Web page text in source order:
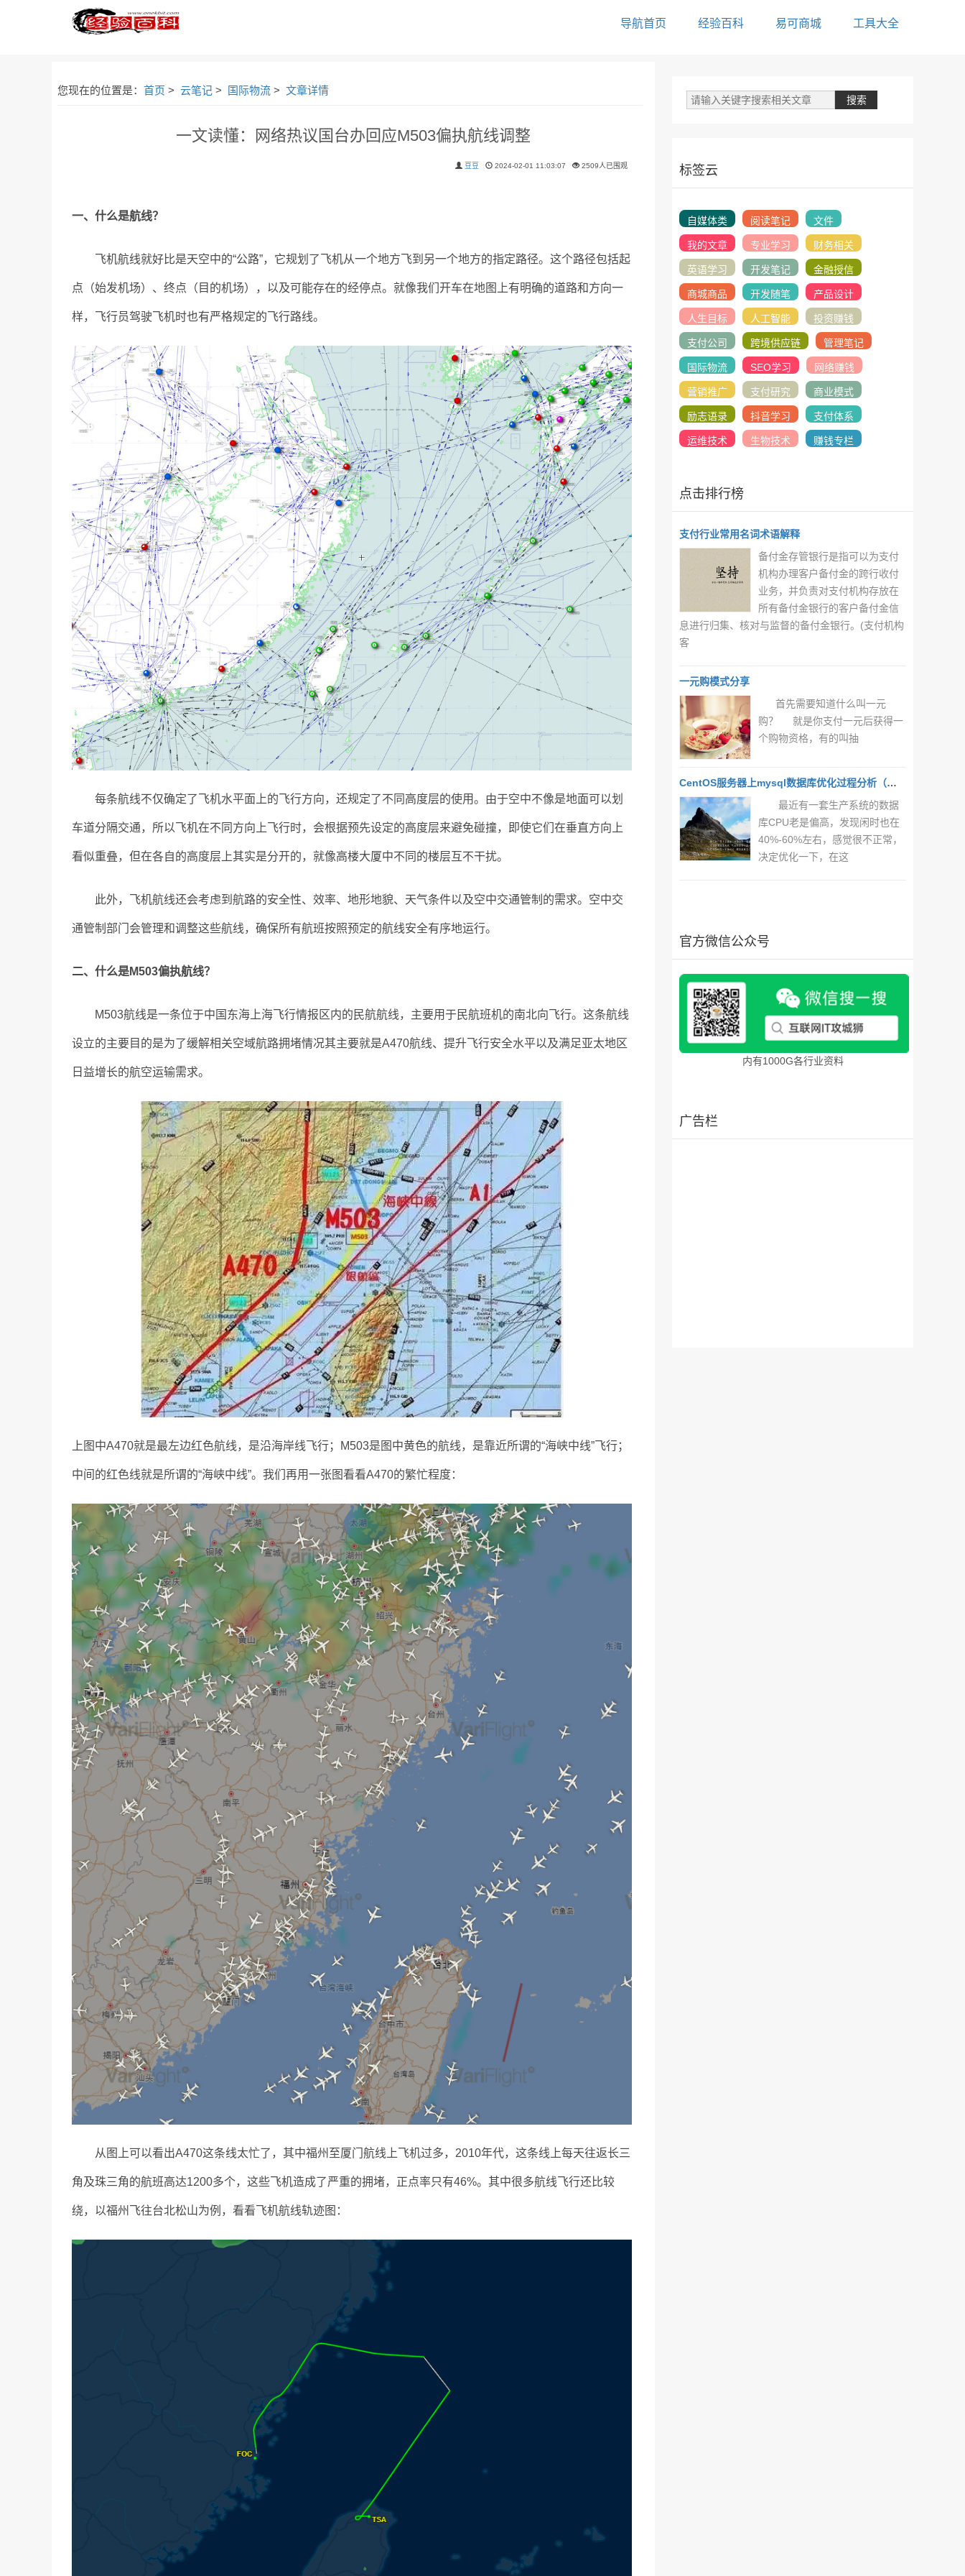
导航首页 经验百科 易可商城 工具大全
您现在的位置是：首页 >云笔记 > 国际物流 >文章详情
一文读懂：网络热议国台办回应M503偏执航线调整
豆豆 2024-02-01 11:03:07 2509人已围观
一、什么是航线？
飞机航线就好比是天空中的“公路”，它规划了飞机从一个地方飞到另一个地方的指定路径。这个路径包括起
点（始发机场）、终点（目的机场），以及可能存在的经停点。就像我们开车在地图上有明确的道路和方向一
样，飞行员驾驶飞机时也有严格规定的飞行路线。
每条航线不仅确定了飞机水平面上的飞行方向，还规定了不同高度层的使用。由于空中不像是地面可以划
车道分隔交通，所以飞机在不同方向上飞行时，会根据预先设定的高度层来避免碰撞，即使它们在垂直方向上
看似重叠，但在各自的高度层上其实是分开的，就像高楼大厦中不同的楼层互不干扰。
此外，飞机航线还会考虑到航路的安全性、效率、地形地貌、天气条件以及空中交通管制的需求。空中交
通管制部门会管理和调整这些航线，确保所有航班按照预定的航线安全有序地运行。
二、什么是M503偏执航线？
M503航线是一条位于中国东海上海飞行情报区内的民航航线，主要用于民航班机的南北向飞行。这条航线
设立的主要目的是为了缓解相关空域航路拥堵情况其主要就是A470航线、提升飞行安全水平以及满足亚太地区
日益增长的航空运输需求。
上图中A470就是最左边红色航线，是沿海岸线飞行；M503是图中黄色的航线，是靠近所谓的“海峡中线”飞行；
中间的红色线就是所谓的“海峡中线”。我们再用一张图看看A470的繁忙程度：
从图上可以看出A470这条线太忙了，其中福州至厦门航线上飞机过多，2010年代，这条线上每天往返长三
角及珠三角的航班高达1200多个，这些飞机造成了严重的拥堵，正点率只有46%。其中很多航线飞行还比较
绕，以福州飞往台北松山为例，看看飞机航线轨迹图：
标签云
自媒体类 阅读笔记 文件
我的文章 专业学习 财务相关
英语学习 开发笔记 金融授信
商城商品 开发随笔 产品设计
人生目标 人工智能 投资赚钱
支付公司 跨境供应链 管理笔记
国际物流 SEO学习 网络赚钱
营销推广 支付研究 商业模式
励志语录 抖音学习 支付体系
运维技术 生物技术 赚钱专栏
点击排行榜
支付行业常用名词术语解释
备付金存管银行是指可以为支付
机构办理客户备付金的跨行收付
业务，并负责对支付机构存放在
所有备付金银行的客户备付金信
息进行归集、核对与监督的备付金银行。(支付机构
客
一元购模式分享
首先需要知道什么叫一元
购？ 就是你支付一元后获得一
个购物资格，有的叫抽
CentOS服务器上mysql数据库优化过程分析（一）
最近有一套生产系统的数据
库CPU老是偏高，发现闲时也在
40%-60%左右，感觉很不正常，
决定优化一下，在这
官方微信公众号
内有1000G各行业资料
广告栏